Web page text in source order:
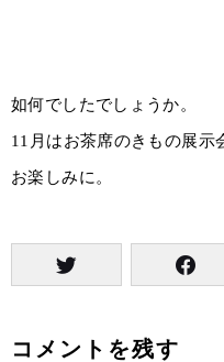
如何でしたでしょうか。
11月はお茶席のきもの展示
お楽しみに。
コメントを残す